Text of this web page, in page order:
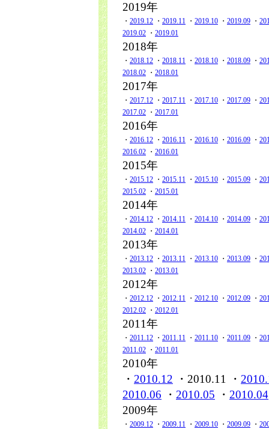
2019年
・ 2019.12 ・ 2019.11 ・ 2019.10 ・ 2019.09 ・
2019.02 ・ 2019.01
2018年
・ 2018.12 ・ 2018.11 ・ 2018.10 ・ 2018.09 ・
2018.02 ・ 2018.01
2017年
・ 2017.12 ・ 2017.11 ・ 2017.10 ・ 2017.09 ・
2017.02 ・ 2017.01
2016年
・ 2016.12 ・ 2016.11 ・ 2016.10 ・ 2016.09 ・
2016.02 ・ 2016.01
2015年
・ 2015.12 ・ 2015.11 ・ 2015.10 ・ 2015.09 ・
2015.02 ・ 2015.01
2014年
・ 2014.12 ・ 2014.11 ・ 2014.10 ・ 2014.09 ・
2014.02 ・ 2014.01
2013年
・ 2013.12 ・ 2013.11 ・ 2013.10 ・ 2013.09 ・
2013.02 ・ 2013.01
2012年
・ 2012.12 ・ 2012.11 ・ 2012.10 ・ 2012.09 ・
2012.02 ・ 2012.01
2011年
・ 2011.12 ・ 2011.11 ・ 2011.10 ・ 2011.09 ・
2011.02 ・ 2011.01
2010年
・ 2010.12 ・2010.11 ・
2010.06 ・ 2010.05 ・ 2010.04
2009年
・ 2009.12 ・ 2009.11 ・ 2009.10 ・ 2009.09 ・